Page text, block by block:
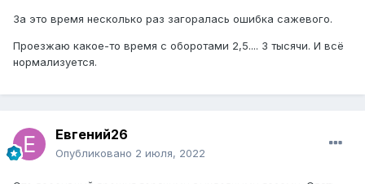
За это время несколько раз загоралась ошибка сажевого.
Проезжаю какое-то время с оборотами 2,5.... 3 тысячи. И всё
нормализуется.
Евгений26
Опубликовано 2 июля, 2022